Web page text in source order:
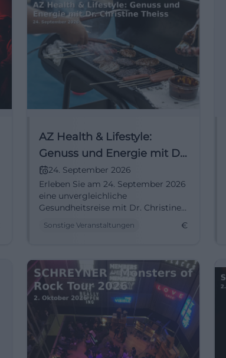
AZ Health & Lifestyle:
Genuss und Energie mit Dr.
Christine Theiss
24. September 2026
Erleben Sie am 24. September 2026
eine unvergleichliche
Gesundheitsreise mit Dr. Christine
wie man Genuss und Energie
Sonstige Veranstaltungen €